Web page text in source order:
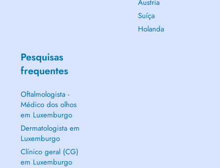
Áustria
Suíça
Holanda
Pesquisas
frequentes
Oftalmologista -
Médico dos olhos
em Luxemburgo
Dermatologista em
Luxemburgo
Clínico geral (CG)
em Luxemburgo